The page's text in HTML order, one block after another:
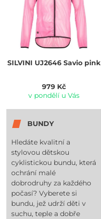
SILVINI UJ2646 Savio pink
979 Kč
v pondělí u Vás
BUNDY
Hledáte kvalitní a
stylovou dětskou
cyklistickou bundu, která
ochrání malé
dobrodruhy za každého
počasí? Vyberete si
bundu, jež udrží děti v
suchu, teple a dobře